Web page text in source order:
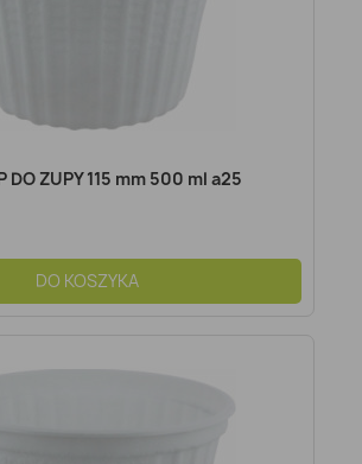
DO ZUPY 115 mm 500 ml a25
DO KOSZYKA